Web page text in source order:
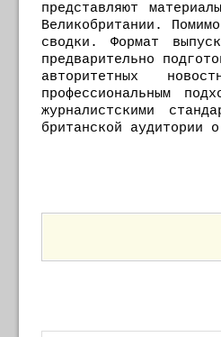
представляют
Великобритании.
сводки. Формат
предварительно
авторитетных
профессиональным
журналистскими
британской аудитории